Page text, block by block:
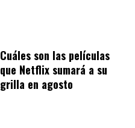
Cuáles son las películas
que Netflix sumará a su
grilla en agosto